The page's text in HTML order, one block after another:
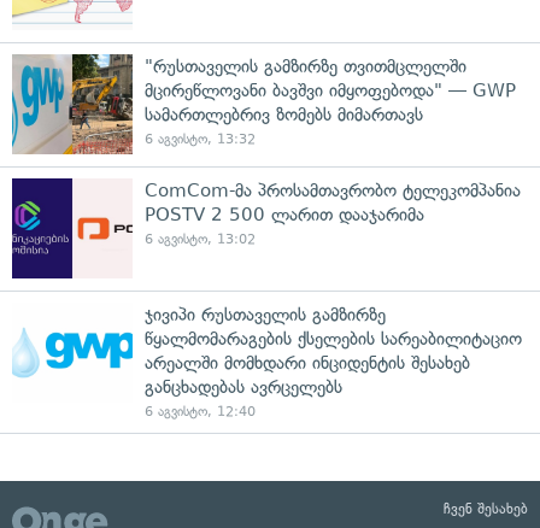
"რუსთაველის გამზირზე თვითმცლელში
მცირეწლოვანი ბავშვი იმყოფებოდა" — GWP
სამართლებრივ ზომებს მიმართავს
6 აგვისტო, 13:32
ComCom-მა პროსამთავრობო ტელეკომპანია
POSTV 2 500 ლარით დააჯარიმა
6 აგვისტო, 13:02
ჯივიპი რუსთაველის გამზირზე
წყალმომარაგების ქსელების სარეაბილიტაციო
არეალში მომხდარი ინციდენტის შესახებ
განცხადებას ავრცელებს
6 აგვისტო, 12:40
ჩვენ შესახებ